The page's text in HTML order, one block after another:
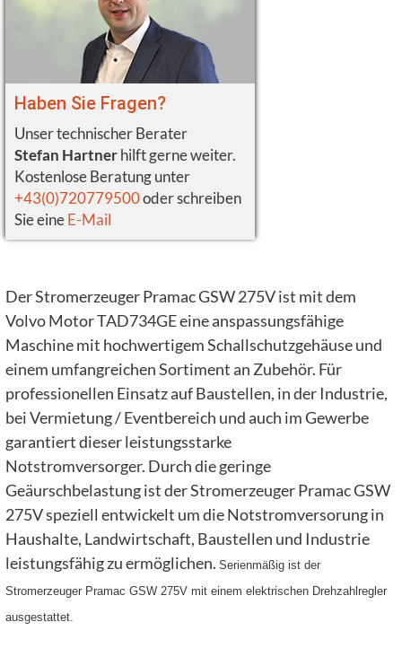
Haben Sie Fragen?
Unser technischer Berater
Stefan Hartnerhilft gerne weiter.
Kostenlose Beratung unter
+43(0)720779500oder schreiben
Sie eineE-Mail
Der Stromerzeuger Pramac GSW 275V ist mit dem
Volvo Motor TAD734GE eine anspassungsfähige
Maschine mit hochwertigem Schallschutzgehäuse und
einem umfangreichen Sortiment an Zubehör. Für
professionellen Einsatz auf Baustellen, in der Industrie,
bei Vermietung / Eventbereich und auch im Gewerbe
garantiert dieser leistungsstarke
Notstromversorger. Durch die geringe
Geäurschbelastung ist der Stromerzeuger Pramac GSW
275V speziell entwickelt um die Notstromversorung in
Haushalte, Landwirtschaft, Baustellen und Industrie
leistungsfähig zu ermöglichen. Serienmäßig ist der
Stromerzeuger Pramac GSW 275V mit einem elektrischen Drehzahlregler
ausgestattet.